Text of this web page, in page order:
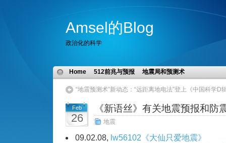
Amsel的Blog
政治化的科学
Home 512前兆与预报 地震局和预测术
“地震预测术”新动态：“远距离地电法”登上《中国科学D
Feb
26
《新语丝》有关地震预报和防
地震
09.02.08, lw56102《大仙只爱地震》